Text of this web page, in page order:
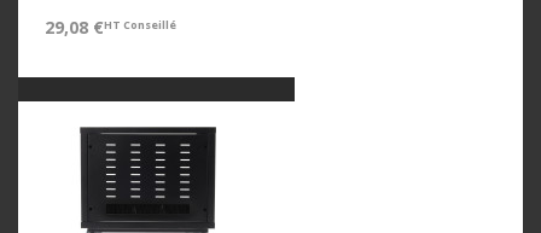
29,08 €HT Conseillé